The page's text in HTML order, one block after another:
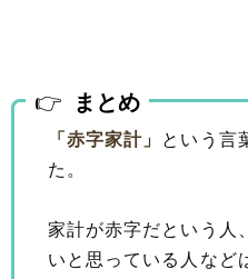
まとめ
「赤字家計」 という言
た。
家計が赤字だという人
いと思っている人など